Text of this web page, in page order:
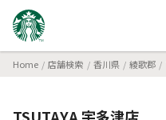
Home 店舗検索 香川県 綾歌郡